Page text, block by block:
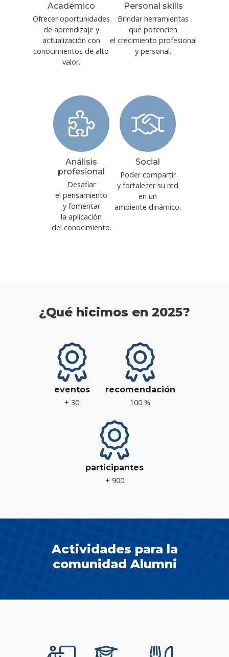
Académico
Ofrecer oportunidades
de aprendizaje y
actualización con
conocimientos de alto
valor.
Personal skills
Brindar herramientas
que potencien
el crecimiento profesional
y personal.
Análisis
profesional
Desafiar
el pensamiento
y fomentar
la aplicación
del conocimiento.
Social
Poder compartir
y fortalecer su red
en un
ambiente dinámico.
¿Qué hicimos en 2025?
eventos
+ 30
recomendación
100 %
participantes
+ 900
Actividades para la
comunidad Alumni